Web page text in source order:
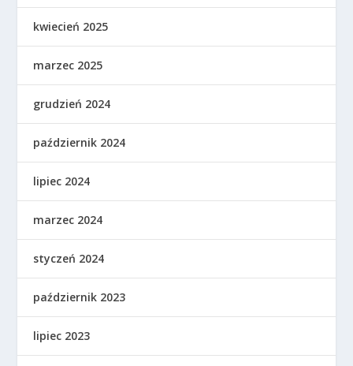
kwiecień 2025
marzec 2025
grudzień 2024
październik 2024
lipiec 2024
marzec 2024
styczeń 2024
październik 2023
lipiec 2023